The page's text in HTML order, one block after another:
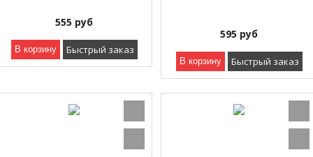
555 руб
В корзину Быстрый заказ
595 руб
В корзину Быстрый заказ